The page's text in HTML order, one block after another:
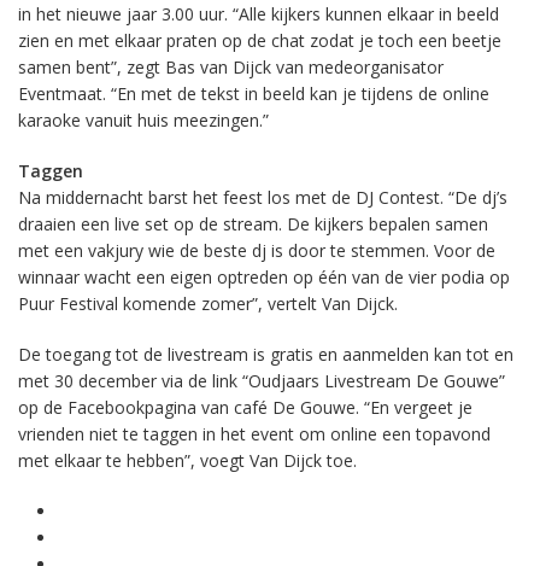
in het nieuwe jaar 3.00 uur. “Alle kijkers kunnen elkaar in beeld
zien en met elkaar praten op de chat zodat je toch een beetje
samen bent”, zegt Bas van Dijck van medeorganisator
Eventmaat. “En met de tekst in beeld kan je tijdens de online
karaoke vanuit huis meezingen.”
Taggen
Na middernacht barst het feest los met de DJ Contest. “De dj’s
draaien een live set op de stream. De kijkers bepalen samen
met een vakjury wie de beste dj is door te stemmen. Voor de
winnaar wacht een eigen optreden op één van de vier podia op
Puur Festival komende zomer”, vertelt Van Dijck.
De toegang tot de livestream is gratis en aanmelden kan tot en
met 30 december via de link “Oudjaars Livestream De Gouwe”
op de Facebookpagina van café De Gouwe. “En vergeet je
vrienden niet te taggen in het event om online een topavond
met elkaar te hebben”, voegt Van Dijck toe.